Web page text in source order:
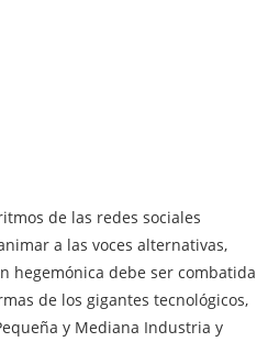
de las redes sociales
a las voces alternativas,
hegemónica debe ser combatida
de los gigantes tecnológicos,
y Mediana Industria y